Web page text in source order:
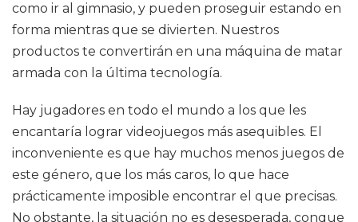
como ir al gimnasio, y pueden proseguir estando en
forma mientras que se divierten. Nuestros
productos te convertirán en una máquina de matar
armada con la última tecnología.
Hay jugadores en todo el mundo a los que les
encantaría lograr videojuegos más asequibles. El
inconveniente es que hay muchos menos juegos de
este género, que los más caros, lo que hace
prácticamente imposible encontrar el que precisas.
No obstante, la situación no es desesperada, conque